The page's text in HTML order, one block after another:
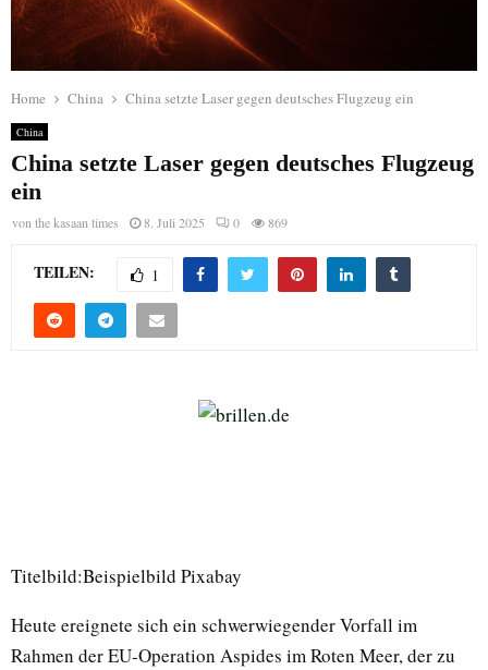
Home China China setzte Laser gegen deutsches Flugzeug ein
China
China setzte Laser gegen deutsches Flugzeug
ein
von the kasaan times 8. Juli 2025 0 869
TEILEN: 1
Titelbild:Beispielbild Pixabay
Heute ereignete sich ein schwerwiegender Vorfall im
Rahmen der EU-Operation Aspides im Roten Meer, der zu